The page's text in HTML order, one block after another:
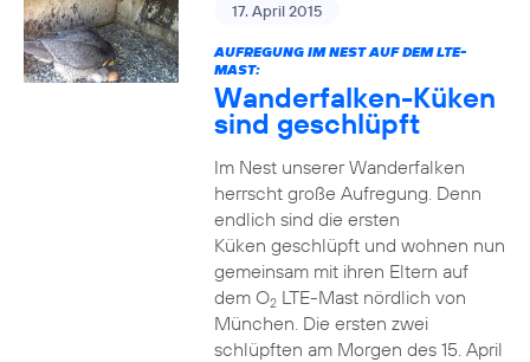
17. April 2015
AUFREGUNG IM NEST AUF DEM LTE-
MAST:
Wanderfalken-Küken
sind geschlüpft
Im Nest unserer Wanderfalken
herrscht große Aufregung. Denn
endlich sind die ersten
Küken geschlüpft und wohnen nun
gemeinsam mit ihren Eltern auf
dem O2LTE-Mast nördlich von
München. Die ersten zwei
schlüpften am Morgen des 15. April